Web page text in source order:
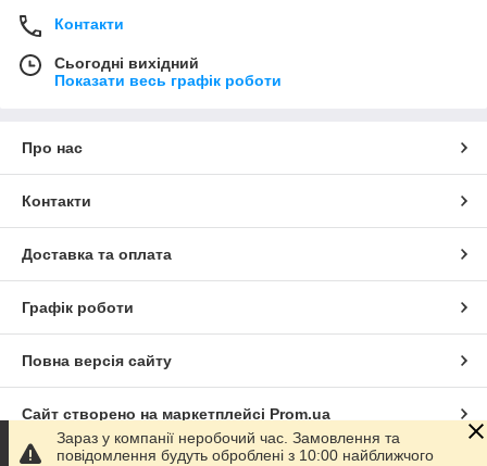
Контакти
Сьогодні вихідний
Показати весь графік роботи
Про нас
Контакти
Доставка та оплата
Графік роботи
Повна версія сайту
Сайт створено на маркетплейсі Prom.ua
Зараз у компанії неробочий час. Замовлення та
повідомлення будуть оброблені з 10:00 найближчого